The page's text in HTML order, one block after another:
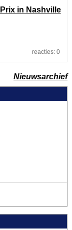
in Nashville
reacties: 0
Nieuwsarchief